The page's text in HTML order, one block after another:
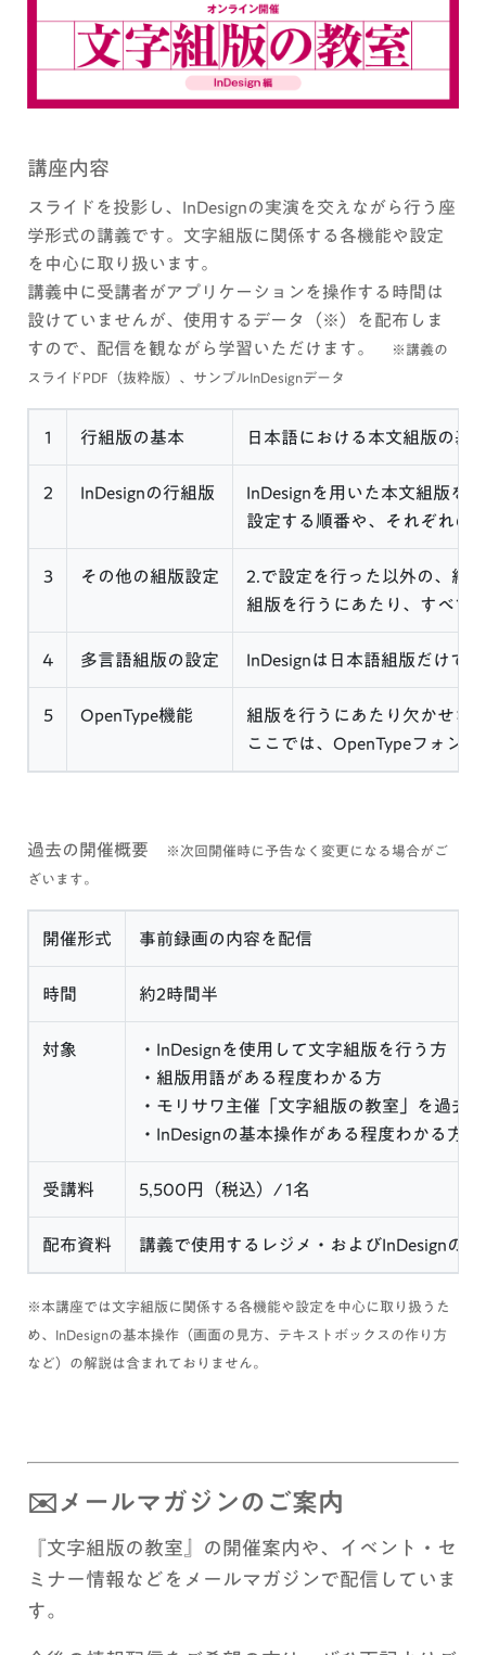
講座内容
スライドを投影し、InDesignの実演を交えながら行う座
学形式の講義です。文字組版に関係する各機能や設定
を中心に取り扱います。
講義中に受講者がアプリケーションを操作する時間は
設けていませんが、使用するデータ（※）を配布しま
すので、配信を観ながら学習いただけます。
※講義の
スライドPDF（抜粋版）、サンプルInDesignデータ
1 行組版の基本 日本語における本文組版の基
2 InDesignの行組版
InDesignを用いた本文組版を
設定する順番や、それぞれの
3 その他の組版設定
2.で設定を行った以外の、組
組版を行うにあたり、すべて
4 多言語組版の設定 InDesignは日本語組版だけで
5 OpenType機能
組版を行うにあたり欠かせな
ここでは、OpenTypeフォン
過去の開催概要
※次回開催時に予告なく変更になる場合がご
ざいます。
開催形式 事前録画の内容を配信
時間 約2時間半
対象
・InDesignを使用して文字組版を行う方
・組版用語がある程度わかる方
・モリサワ主催「文字組版の教室」を過去
・InDesignの基本操作がある程度わかる方
受講料 5,500円（税込）/ 1名
配布資料 講義で使用するレジメ・およびInDesignの
※本講座では文字組版に関係する各機能や設定を中心に取り扱うた
め、InDesignの基本操作（画面の見方、テキストボックスの作り方
など）の解説は含まれておりません。
✉️ メールマガジンのご案内
『文字組版の教室』の開催案内や、イベント・セ
ミナー情報などをメールマガジンで配信していま
す。